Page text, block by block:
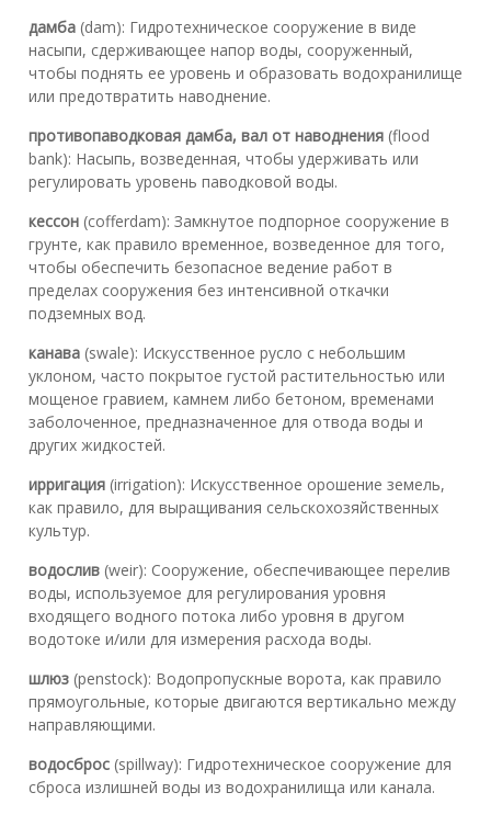
дамба (dam): Гидротехническое сооружение в виде
насыпи, сдерживающее напор воды, сооруженный,
чтобы поднять ее уровень и образовать водохранилище
или предотвратить наводнение.
противопаводковая дамба, вал от наводнения (flood
bank): Насыпь, возведенная, чтобы удерживать или
регулировать уровень паводковой воды.
кессон (cofferdam): Замкнутое подпорное сооружение в
грунте, как правило временное, возведенное для того,
чтобы обеспечить безопасное ведение работ в
пределах сооружения без интенсивной откачки
подземных вод.
канава (swale): Искусственное русло с небольшим
уклоном, часто покрытое густой растительностью или
мощеное гравием, камнем либо бетоном, временами
заболоченное, предназначенное для отвода воды и
других жидкостей.
ирригация (irrigation): Искусственное орошение земель,
как правило, для выращивания сельскохозяйственных
культур.
водослив (weir): Сооружение, обеспечивающее перелив
воды, используемое для регулирования уровня
входящего водного потока либо уровня в другом
водотоке и/или для измерения расхода воды.
шлюз (penstock): Водопропускные ворота, как правило
прямоугольные, которые двигаются вертикально между
направляющими.
водосброс (spillway): Гидротехническое сооружение для
сброса излишней воды из водохранилища или канала.